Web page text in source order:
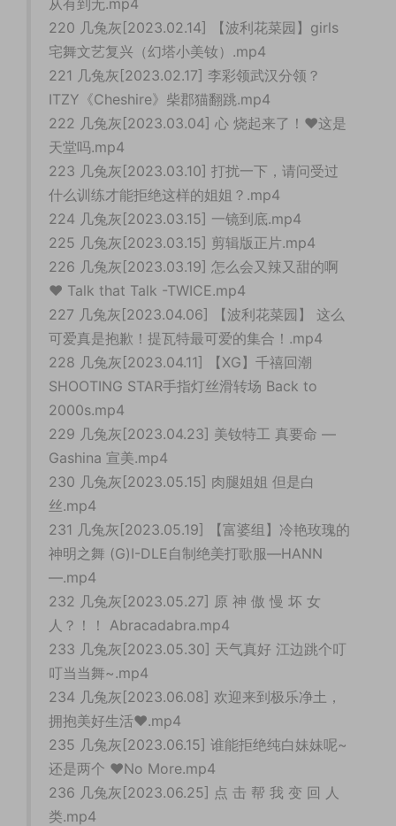
从有到无.mp4
220 几兔灰[2023.02.14] 【波利花菜园】girls
宅舞文艺复兴（幻塔小美钕）.mp4
221 几兔灰[2023.02.17] 李彩领武汉分领？
ITZY《Cheshire》柴郡猫翻跳.mp4
222 几兔灰[2023.03.04] 心 烧起来了！♥这是
天堂吗.mp4
223 几兔灰[2023.03.10] 打扰一下，请问受过
什么训练才能拒绝这样的姐姐？.mp4
224 几兔灰[2023.03.15] 一镜到底.mp4
225 几兔灰[2023.03.15] 剪辑版正片.mp4
226 几兔灰[2023.03.19] 怎么会又辣又甜的啊
❤ Talk that Talk -TWICE.mp4
227 几兔灰[2023.04.06] 【波利花菜园】 这么
可爱真是抱歉！提瓦特最可爱的集合！.mp4
228 几兔灰[2023.04.11] 【XG】千禧回潮
SHOOTING STAR手指灯丝滑转场 Back to
2000s.mp4
229 几兔灰[2023.04.23] 美钕特工 真要命 —
Gashina 宣美.mp4
230 几兔灰[2023.05.15] 肉腿姐姐 但是白
丝.mp4
231 几兔灰[2023.05.19] 【富婆组】冷艳玫瑰的
神明之舞 (G)I-DLE自制绝美打歌服—HANN
—.mp4
232 几兔灰[2023.05.27] 原 神 傲 慢 坏 女
人？！！ Abracadabra.mp4
233 几兔灰[2023.05.30] 天气真好 江边跳个叮
叮当当舞~.mp4
234 几兔灰[2023.06.08] 欢迎来到极乐净土，
拥抱美好生活❤️.mp4
235 几兔灰[2023.06.15] 谁能拒绝纯白妹妹呢~
还是两个 ♥No More.mp4
236 几兔灰[2023.06.25] 点 击 帮 我 变 回 人
类.mp4